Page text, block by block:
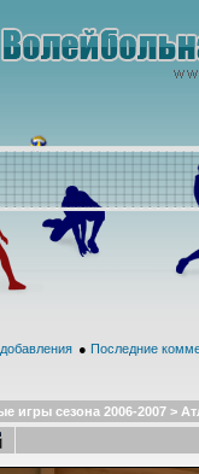
● Последние
игры сезона 2006-2007 >